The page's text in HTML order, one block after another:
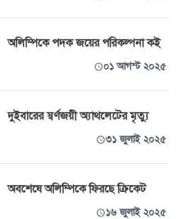
অলিম্পিকে পদক জয়ের পরিকল্পনা কই
০১ আগস্ট ২০২৫
দুইবারের স্বর্ণজয়ী অ্যাথলেটের মৃত্যু
৩১ জুলাই ২০২৫
অবশেষে অলিম্পিকে ফিরছে ক্রিকেট
১৬ জুলাই ২০২৫